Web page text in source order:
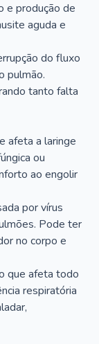
e produção de
aguda e
do fluxo
pulmão.
tanto falta
afeta a laringe
ou
ao engolir
por vírus
Pode ter
no corpo e
que afeta todo
respiratória